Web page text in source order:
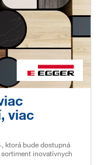
viac
ktorá bude dostupná
inovatívnych